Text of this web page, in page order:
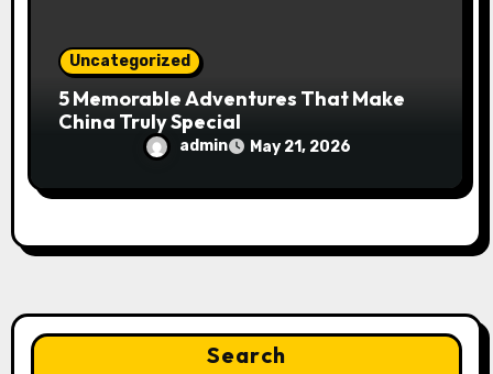
Uncategorized
5 Memorable Adventures That Make
China Truly Special
admin May 21, 2026
Search